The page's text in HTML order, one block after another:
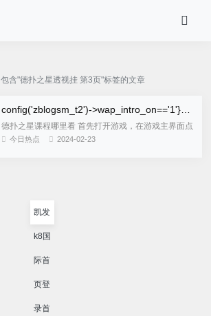
包含"德扑之星透视挂 第3页"标签的文章
德扑之星课程哪里看 首先打开游戏，在游戏主界面点
击右下角的设置按钮。然后在设置界面中选择“成绩记
今日热点 2024-02-23
凯发
k8国
际首
页登
录首